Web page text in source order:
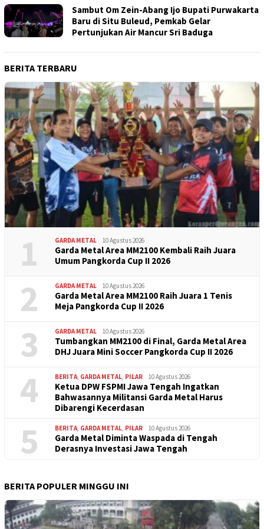
Sambut Om Zein-Abang Ijo Bupati Purwakarta
Baru di Situ Buleud, Pemkab Gelar
Pertunjukan Air Mancur Sri Baduga
BERITA TERBARU
1 GARDA METAL 10 Agustus 2026
Garda Metal Area MM2100 Kembali Raih Juara
Umum Pangkorda Cup II 2026
2 GARDA METAL 10 Agustus 2026
Garda Metal Area MM2100 Raih Juara 1 Tenis
Meja Pangkorda Cup II 2026
3 GARDA METAL 10 Agustus 2026
Tumbangkan MM2100 di Final, Garda Metal Area
DHJ Juara Mini Soccer Pangkorda Cup II 2026
4 BERITA, GARDA METAL, PILAR 10 Agustus 2026
Ketua DPW FSPMI Jawa Tengah Ingatkan
Bahwasannya Militansi Garda Metal Harus
Dibarengi Kecerdasan
5 BERITA, GARDA METAL, PILAR 10 Agustus 2026
Garda Metal Diminta Waspada di Tengah
Derasnya Investasi Jawa Tengah
BERITA POPULER MINGGU INI